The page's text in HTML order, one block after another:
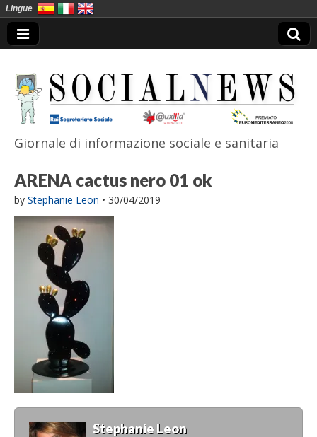
SocialNews
Giornale di informazione sociale e sanitaria
ARENA cactus nero 01 ok
by Stephanie Leon • 30/04/2019
Stephanie Leon
Lingue